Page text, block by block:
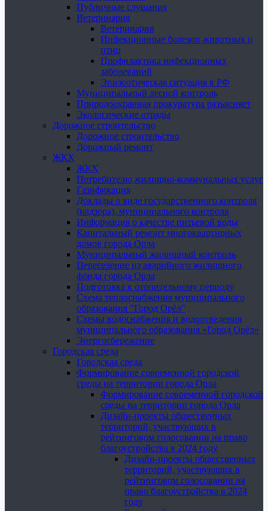
Публичные слушания
Ветеринария
Ветеринария
Инфекционные болезни животных и
птиц
Профилактика инфекционных
заболеваний
Эпизоотическая ситуация в РФ
Муниципальный лесной контроль
Природоохранная прокуратура разъясняет
Экологические отряды
Дорожное строительство
Дорожное строительство
Дорожный ремонт
ЖКХ
ЖКХ
Потребителю жилищно-коммунальных услуг
Газификация
Доклады о виде государственного контроля
(надзора), муниципального контроля
Информация о качестве питьевой воды
Капитальный ремонт многоквартирных
домов города Орла
Муниципальный жилищный контроль
Переселение из аварийного жилищного
фонда города Орла
Подготовка к отопительному периоду
Схема теплоснабжения муниципального
образования "Город Орёл"
Схемы водоснабжения и водоотведения
муниципального образования «Город Орёл»
Энергосбережение
Городская среда
Городская среда
Формирование современной городской
среды на территории города Орла
Формирование современной городской
среды на территории города Орла
Дизайн-проекты общественных
территорий, участвующих в
рейтинговом голосовании на право
благоустройства в 2024 году
Дизайн-проекты общественных
территорий, участвующих в
рейтинговом голосовании на
право благоустройства в 2024
году